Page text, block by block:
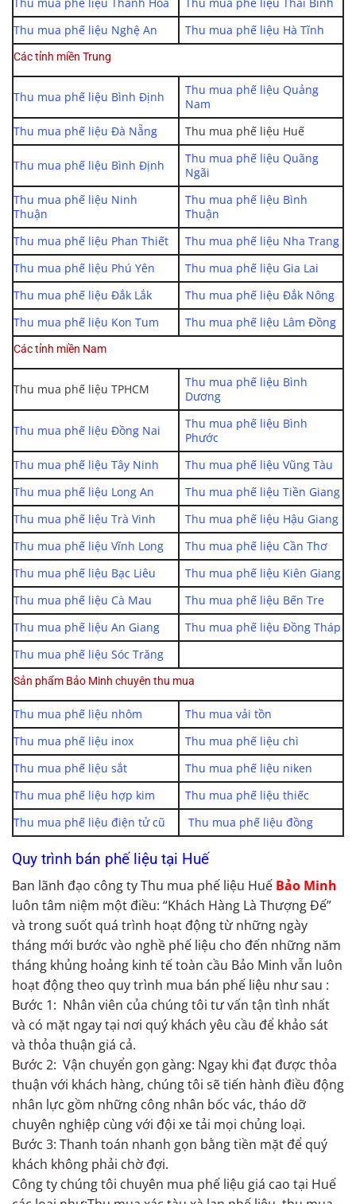
Thu mua phế liệu Nghệ An
Thu mua phế liệu Hà Tĩnh
Các tỉnh miền Trung
Thu mua phế liệu Bình Định
Thu mua phế liệu Quảng
Nam
Thu mua phế liệu Đà Nẵng
Thu mua phế liệu Huế
Thu mua phế liệu Bình Định
Thu mua phế liệu Quãng
Ngãi
Thu mua phế liệu Ninh
Thuận
Thu mua phế liệu Bình
Thuận
Thu mua phế liệu Phan Thiết
Thu mua phế liệu Nha Trang
Thu mua phế liệu Phú Yên
Thu mua phế liệu Gia Lai
Thu mua phế liệu Đắk Lắk
Thu mua phế liệu Đắk Nông
Thu mua phế liệu Kon Tum
Thu mua phế liệu Lâm Đồng
Các tỉnh miền Nam
Thu mua phế liệu TPHCM
Thu mua phế liệu Bình
Dương
Thu mua phế liệu Đồng Nai
Thu mua phế liệu Bình
Phước
Thu mua phế liệu Tây Ninh
Thu mua phế liệu Vũng Tàu
Thu mua phế liệu Long An
Thu mua phế liệu Tiền Giang
Thu mua phế liệu Trà Vinh
Thu mua phế liệu Hậu Giang
Thu mua phế liệu Vĩnh Long
Thu mua phế liệu Cần Thơ
Thu mua phế liệu Bạc Liêu
Thu mua phế liệu Kiên Giang
Thu mua phế liệu Cà Mau
Thu mua phế liệu Bến Tre
Thu mua phế liệu An Giang
Thu mua phế liệu Đồng Tháp
Thu mua phế liệu Sóc Trăng
Sản phẩm Bảo Minh chuyên thu mua
Thu mua phế liệu nhôm
Thu mua vải tồn
Thu mua phế liệu inox
Thu mua phế liệu chì
Thu mua phế liệu sắt
Thu mua phế liệu niken
Thu mua phế liệu hợp kim
Thu mua phế liệu thiếc
Thu mua phế liệu điện tử cũ
Thu mua phế liệu đồng
Quy trình bán phế liệu tại Huế
Ban lãnh đạo công ty Thu mua phế liệu Huế Bảo Minh
luôn tâm niệm một điều: “Khách Hàng Là Thượng Đế”
và trong suốt quá trình hoạt động từ những ngày
tháng mới bước vào nghề phế liệu cho đến những năm
tháng khủng hoảng kinh tế toàn cầu Bảo Minh vẫn luôn
hoạt động theo quy trình mua bán phế liệu như sau :
Bước 1: Nhân viên của chúng tôi tư vấn tận tình nhất
và có mặt ngay tại nơi quý khách yêu cầu để khảo sát
và thỏa thuận giá cả.
Bước 2: Vận chuyển gọn gàng: Ngay khi đạt được thỏa
thuận với khách hàng, chúng tôi sẽ tiến hành điều động
nhân lực gồm những công nhân bốc vác, tháo dỡ
chuyên nghiệp cùng với đội xe tải mọi chủng loại.
Bước 3: Thanh toán nhanh gọn bằng tiền mặt để quý
khách không phải chờ đợi.
Công ty chúng tôi chuyên mua phế liệu giá cao tại Huế